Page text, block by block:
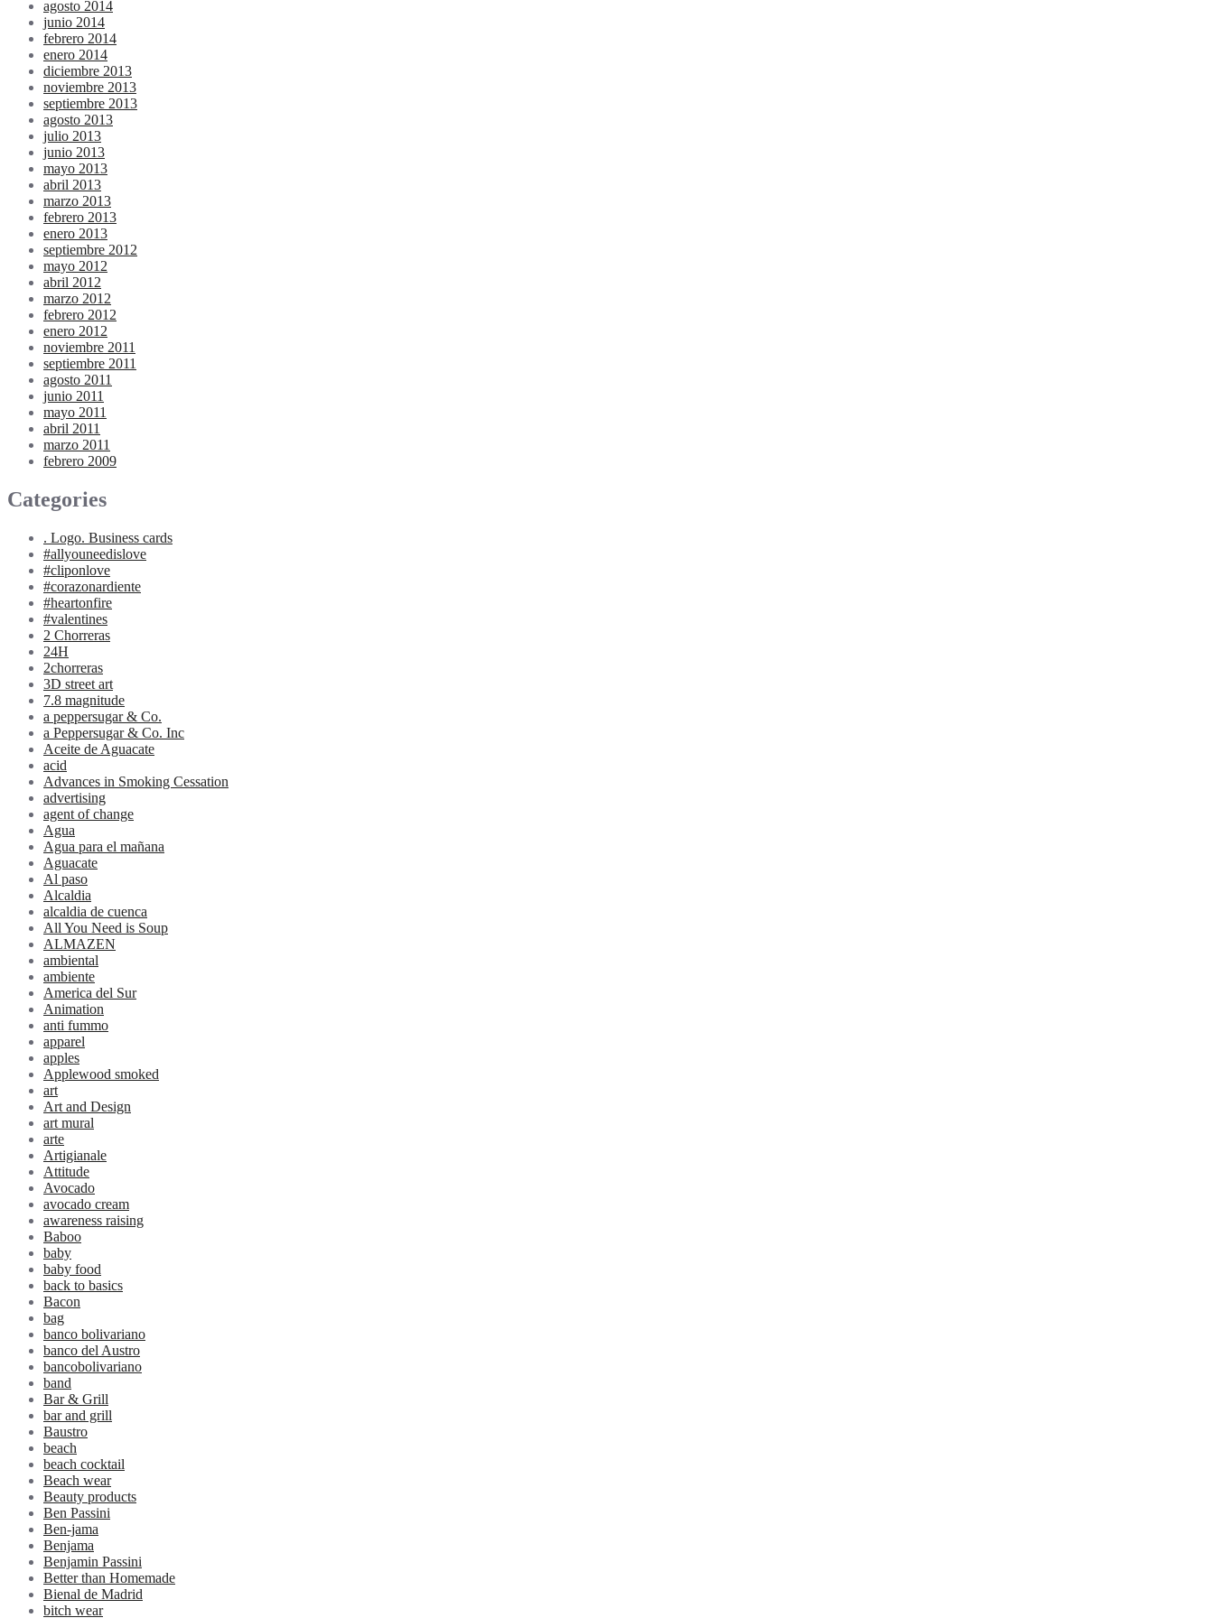
agosto 2014
junio 2014
febrero 2014
enero 2014
diciembre 2013
noviembre 2013
septiembre 2013
agosto 2013
julio 2013
junio 2013
mayo 2013
abril 2013
marzo 2013
febrero 2013
enero 2013
septiembre 2012
mayo 2012
abril 2012
marzo 2012
febrero 2012
enero 2012
noviembre 2011
septiembre 2011
agosto 2011
junio 2011
mayo 2011
abril 2011
marzo 2011
febrero 2009
Categories
. Logo. Business cards
#allyouneedislove
#cliponlove
#corazonardiente
#heartonfire
#valentines
2 Chorreras
24H
2chorreras
3D street art
7.8 magnitude
a peppersugar & Co.
a Peppersugar & Co. Inc
Aceite de Aguacate
acid
Advances in Smoking Cessation
advertising
agent of change
Agua
Agua para el mañana
Aguacate
Al paso
Alcaldia
alcaldia de cuenca
All You Need is Soup
ALMAZEN
ambiental
ambiente
America del Sur
Animation
anti fummo
apparel
apples
Applewood smoked
art
Art and Design
art mural
arte
Artigianale
Attitude
Avocado
avocado cream
awareness raising
Baboo
baby
baby food
back to basics
Bacon
bag
banco bolivariano
banco del Austro
bancobolivariano
band
Bar & Grill
bar and grill
Baustro
beach
beach cocktail
Beach wear
Beauty products
Ben Passini
Ben-jama
Benjama
Benjamin Passini
Better than Homemade
Bienal de Madrid
bitch wear